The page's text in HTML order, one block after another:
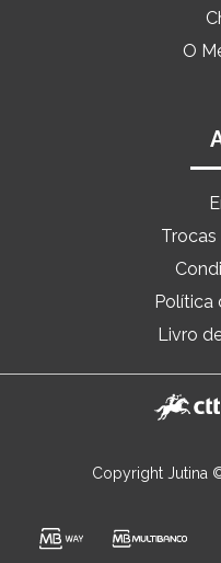
O
Política
Livro
Copyright Jutina